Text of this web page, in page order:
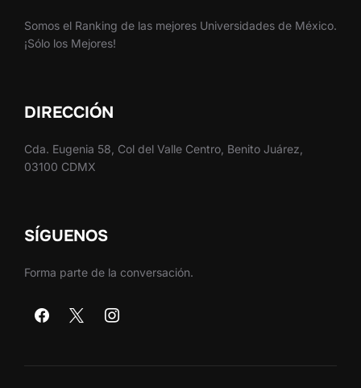
Somos el Ranking de las mejores Universidades de México.
¡Sólo los Mejores!
DIRECCIÓN
Cda. Eugenia 58, Col del Valle Centro, Benito Juárez,
03100 CDMX
SÍGUENOS
Forma parte de la conversación.